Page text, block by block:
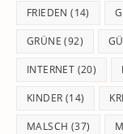
FRIEDEN (14)
GRÜNE (92)
INTERNET (20)
KINDER (14)
MALSCH (37)